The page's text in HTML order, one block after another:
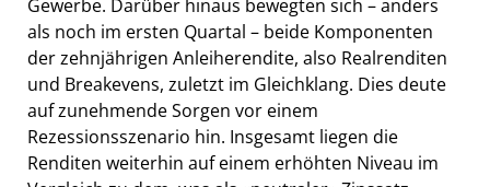
Gewerbe. Darüber hinaus bewegten sich – anders
als noch im ersten Quartal – beide Komponenten
der zehnjährigen Anleiherendite, also Realrenditen
und Breakevens, zuletzt im Gleichklang. Dies deute
auf zunehmende Sorgen vor einem
Rezessionsszenario hin. Insgesamt liegen die
Renditen weiterhin auf einem erhöhten Niveau im